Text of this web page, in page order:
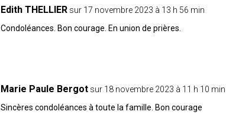
Edith THELLIER sur 17 novembre 2023 à 13 h 56 min
Condoléances. Bon courage. En union de prières.
Marie Paule Bergot sur 18 novembre 2023 à 11 h 10 min
Sincères condoléances à toute la famille. Bon courage